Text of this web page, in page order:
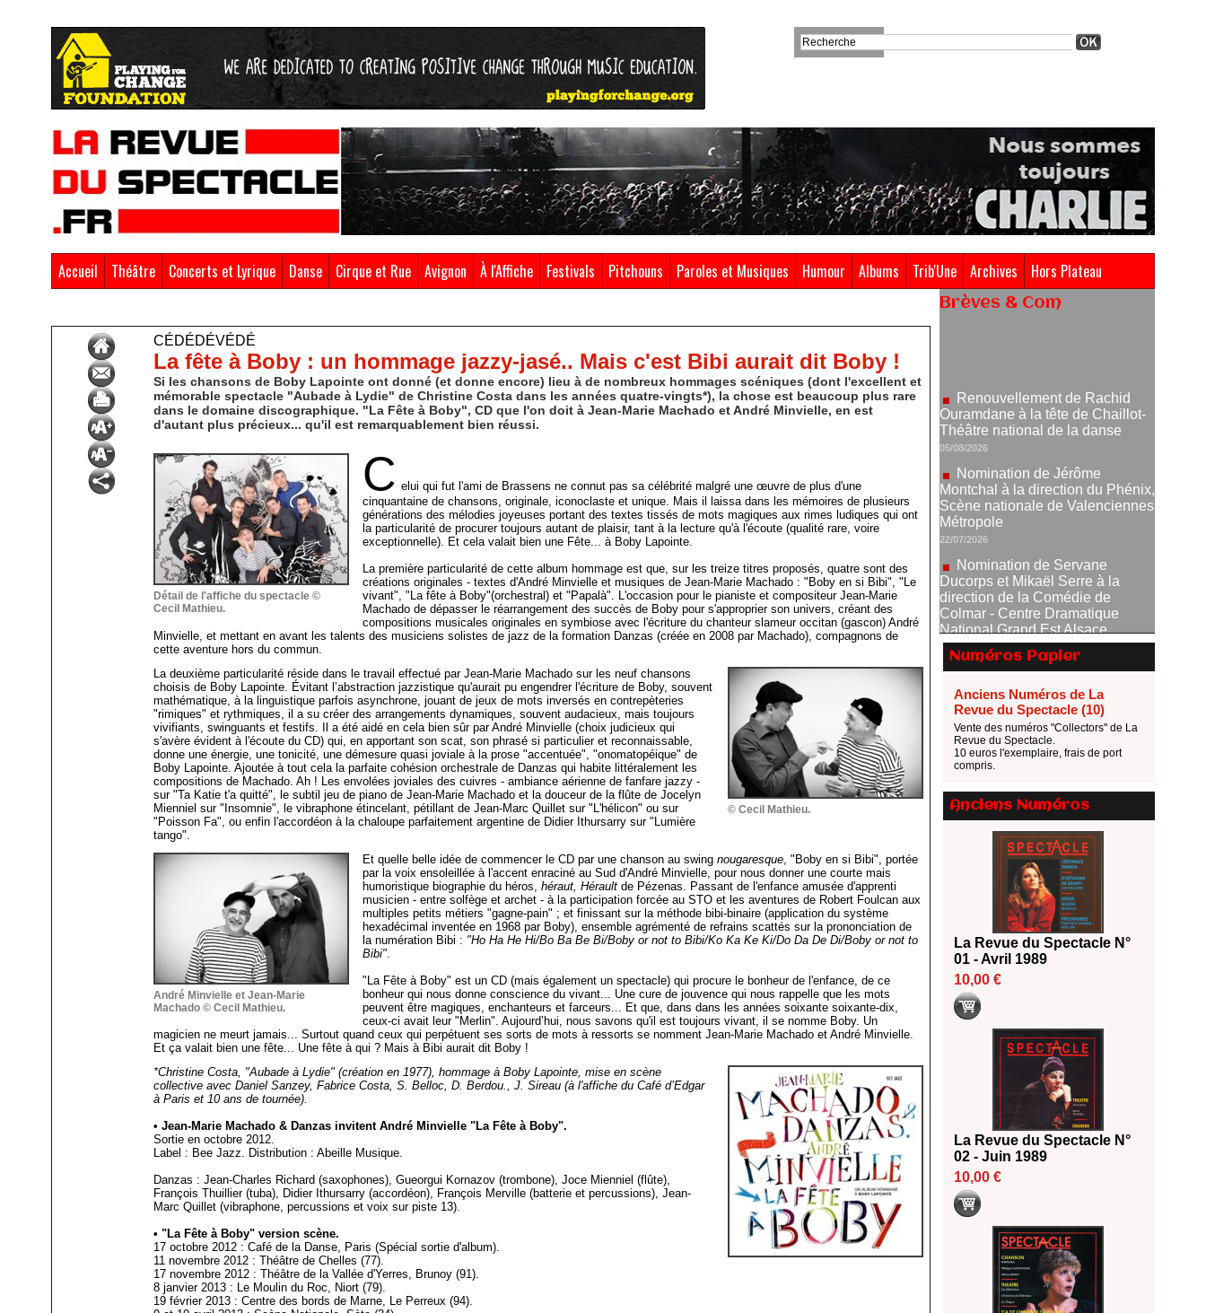
Accueil Théâtre Concerts et Lyrique Danse Cirque et Rue Avignon À l'Affiche Festivals Pitchouns Paroles et Musiques Humour Albums Trib'Une Archives Hors Plateau
CÉDÉDÉVÉDÉ
La fête à Boby : un hommage jazzy-jasé.. Mais c'est Bibi aurait dit Boby !
Si les chansons de Boby Lapointe ont donné (et donne encore) lieu à de nombreux hommages scéniques (dont l'excellent et
mémorable spectacle "Aubade à Lydie" de Christine Costa dans les années quatre-vingts*), la chose est beaucoup plus rare
dans le domaine discographique. "La Fête à Boby", CD que l'on doit à Jean-Marie Machado et André Minvielle, en est
d'autant plus précieux... qu'il est remarquablement bien réussi.
Détail de l'affiche du spectacle ©
Cecil Mathieu.
C elui qui fut l'ami de Brassens ne connut pas sa célébrité malgré une œuvre de plus d'une
cinquantaine de chansons, originale, iconoclaste et unique. Mais il laissa dans les mémoires de plusieurs
générations des mélodies joyeuses portant des textes tissés de mots magiques aux rimes ludiques qui ont
la particularité de procurer toujours autant de plaisir, tant à la lecture qu'à l'écoute (qualité rare, voire
exceptionnelle). Et cela valait bien une Fête... à Boby Lapointe.
La première particularité de cette album hommage est que, sur les treize titres proposés, quatre sont des
créations originales - textes d'André Minvielle et musiques de Jean-Marie Machado : "Boby en si Bibi", "Le
vivant", "La fête à Boby"(orchestral) et "Papalà". L'occasion pour le pianiste et compositeur Jean-Marie
Machado de dépasser le réarrangement des succès de Boby pour s'approprier son univers, créant des
compositions musicales originales en symbiose avec l'écriture du chanteur slameur occitan (gascon) André
Minvielle, et mettant en avant les talents des musiciens solistes de jazz de la formation Danzas (créée en 2008 par Machado), compagnons de
cette aventure hors du commun.
© Cecil Mathieu.
La deuxième particularité réside dans le travail effectué par Jean-Marie Machado sur les neuf chansons
choisis de Boby Lapointe. Évitant l’abstraction jazzistique qu'aurait pu engendrer l'écriture de Boby, souvent
mathématique, à la linguistique parfois asynchrone, jouant de jeux de mots inversés en contrepèteries
"rimiques" et rythmiques, il a su créer des arrangements dynamiques, souvent audacieux, mais toujours
vivifiants, swinguants et festifs. Il a été aidé en cela bien sûr par André Minvielle (choix judicieux qui
s'avère évident à l'écoute du CD) qui, en apportant son scat, son phrasé si particulier et reconnaissable,
donne une énergie, une tonicité, une démesure quasi joviale à la prose "accentuée", "onomatopéique" de
Boby Lapointe. Ajoutée à tout cela la parfaite cohésion orchestrale de Danzas qui habite littéralement les
compositions de Machado. Ah ! Les envolées joviales des cuivres - ambiance aérienne de fanfare jazzy -
sur "Ta Katie t'a quitté", le subtil jeu de piano de Jean-Marie Machado et la douceur de la flûte de Jocelyn
Mienniel sur "Insomnie", le vibraphone étincelant, pétillant de Jean-Marc Quillet sur "L'hélicon" ou sur
"Poisson Fa", ou enfin l'accordéon à la chaloupe parfaitement argentine de Didier Ithursarry sur "Lumière
tango".
André Minvielle et Jean-Marie
Machado © Cecil Mathieu.
Et quelle belle idée de commencer le CD par une chanson au swingnougaresque, "Boby en si Bibi", portée
par la voix ensoleillée à l'accent enraciné au Sud d'André Minvielle, pour nous donner une courte mais
humoristique biographie du héros,héraut, Hérault de Pézenas. Passant de l'enfance amusée d'apprenti
musicien - entre solfège et archet - à la participation forcée au STO et les aventures de Robert Foulcan aux
multiples petits métiers "gagne-pain" ; et finissant sur la méthode bibi-binaire (application du système
hexadécimal inventée en 1968 par Boby), ensemble agrémenté de refrains scattés sur la prononciation de
la numération Bibi : "Ho Ha He Hi/Bo Ba Be Bi/Boby or not to Bibi/Ko Ka Ke Ki/Do Da De Di/Boby or not to
Bibi".
"La Fête à Boby" est un CD (mais également un spectacle) qui procure le bonheur de l'enfance, de ce
bonheur qui nous donne conscience du vivant... Une cure de jouvence qui nous rappelle que les mots
peuvent être magiques, enchanteurs et farceurs... Et que, dans dans les années soixante soixante-dix,
ceux-ci avait leur "Merlin". Aujourd’hui, nous savons qu'il est toujours vivant, il se nomme Boby. Un
magicien ne meurt jamais... Surtout quand ceux qui perpétuent ses sorts de mots à ressorts se nomment Jean-Marie Machado et André Minvielle.
Et ça valait bien une fête... Une fête à qui ? Mais à Bibi aurait dit Boby !
*Christine Costa, "Aubade à Lydie" (création en 1977), hommage à Boby Lapointe, mise en scène
collective avec Daniel Sanzey, Fabrice Costa, S. Belloc, D. Berdou., J. Sireau (à l'affiche du Café d’Edgar
à Paris et 10 ans de tournée).
• Jean-Marie Machado & Danzas invitent André Minvielle "La Fête à Boby".
Sortie en octobre 2012.
Label : Bee Jazz. Distribution : Abeille Musique.
Danzas : Jean-Charles Richard (saxophones), Gueorgui Kornazov (trombone), Joce Mienniel (flûte),
François Thuillier (tuba), Didier Ithursarry (accordéon), François Merville (batterie et percussions), Jean-
Marc Quillet (vibraphone, percussions et voix sur piste 13).
• "La Fête à Boby" version scène.
17 octobre 2012 : Café de la Danse, Paris (Spécial sortie d'album).
11 novembre 2012 : Théâtre de Chelles (77).
17 novembre 2012 : Théâtre de la Vallée d'Yerres, Brunoy (91).
8 janvier 2013 : Le Moulin du Roc, Niort (79).
19 février 2013 : Centre des bords de Marne, Le Perreux (94).
Brèves & Com
Nomination de Jérôme
Montchal à la direction du Phénix,
Scène nationale de Valenciennes
22/07/2026
Nomination de Servane
Ducorps et Mikaël Serre à la
direction de la Comédie de
National Grand Est Alsace
07/07/2026
Thomas Jolly et Laëtitia
Guédon nommés à la direction du
TNP
02/07/2026
Fonds SACD Théâtre : les
lauréats 2026
23/06/2026
Dispositif ARTCENA Écrire
pour le cirque, les lauréats 2026 !
Le palmarès des prix SACD
2026
Les 10 lauréats du Fonds
Grandes Formes Théâtre 2026
Nomination de Nathalie
Garraud et Olivier Saccomano à
la direction du Théâtre de
Gennevilliers - CDN
13/06/2026
Dispositif SACD Auteurs
d'espaces : les lauréats 2026
Numéros Papier
Anciens Numéros de La
Revue du Spectacle (10)
Vente des numéros "Collectors" de La
Revue du Spectacle.
10 euros l'exemplaire, frais de port
compris.
Anciens Numéros
La Revue du Spectacle N°
01 - Avril 1989
10,00 €
La Revue du Spectacle N°
02 - Juin 1989
10,00 €